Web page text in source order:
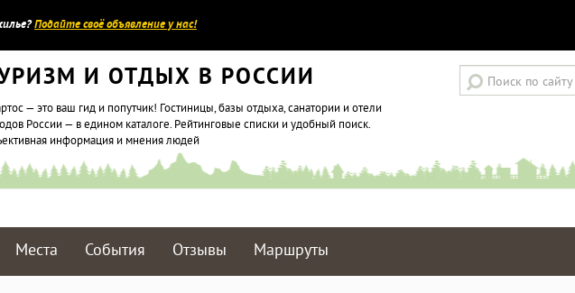
Подайте своё объявление у нас!
И ОТДЫХ В РОССИИ
— это ваш гид и попутчик! Гостиницы, базы отдыха, санатории и отели
России — в едином каталоге. Рейтинговые списки и удобный поиск.
информация и мнения людей
Места События Отзывы Маршруты